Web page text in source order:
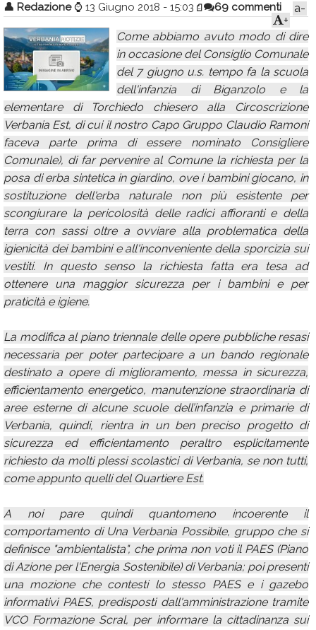
Calendario
Annunci
👤 Redazione ⌚ 13 Giugno 2018 - 15:03 69 commenti
a-
+
Come abbiamo avuto modo di dire
in occasione del Consiglio Comunale
del 7 giugno u.s. tempo fa la scuola
dell'infanzia di Biganzolo e la
elementare di Torchiedo chiesero alla Circoscrizione
Verbania Est, di cui il nostro Capo Gruppo Claudio Ramoni
faceva parte prima di essere nominato Consigliere
Comunale), di far pervenire al Comune la richiesta per la
posa di erba sintetica in giardino, ove i bambini giocano, in
sostituzione dell'erba naturale non più esistente per
scongiurare la pericolosità delle radici affioranti e della
terra con sassi oltre a ovviare alla problematica della
igienicità dei bambini e all'inconveniente della sporcizia sui
vestiti. In questo senso la richiesta fatta era tesa ad
ottenere una maggior sicurezza per i bambini e per
praticità e igiene.
La modifica al piano triennale delle opere pubbliche resasi
necessaria per poter partecipare a un bando regionale
destinato a opere di miglioramento, messa in sicurezza,
efficientamento energetico, manutenzione straordinaria di
aree esterne di alcune scuole dell’infanzia e primarie di
Verbania, quindi, rientra in un ben preciso progetto di
sicurezza ed efficientamento peraltro esplicitamente
richiesto da molti plessi scolastici di Verbania, se non tutti,
come appunto quelli del Quartiere Est.
A noi pare quindi quantomeno incoerente il
comportamento di Una Verbania Possibile, gruppo che si
definisce "ambientalista", che prima non voti il PAES (Piano
di Azione per l'Energia Sostenibile) di Verbania; poi presenti
una mozione che contesti lo stesso PAES e i gazebo
informativi PAES, predisposti dall'amministrazione tramite
VCO Formazione Scral, per informare la cittadinanza sui